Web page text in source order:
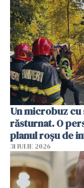
Un microbuz cu
răsturnat. O
planul roșu de
31 IULIE 2026